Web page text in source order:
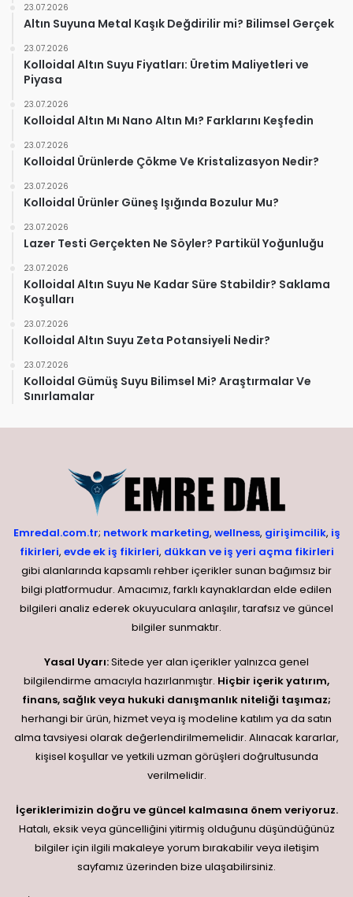
23.07.2026
Altın Suyuna Metal Kaşık Değdirilir mi? Bilimsel Gerçek
23.07.2026
Kolloidal Altın Suyu Fiyatları: Üretim Maliyetleri ve
Piyasa
23.07.2026
Kolloidal Altın Mı Nano Altın Mı? Farklarını Keşfedin
23.07.2026
Kolloidal Ürünlerde Çökme Ve Kristalizasyon Nedir?
23.07.2026
Kolloidal Ürünler Güneş Işığında Bozulur Mu?
23.07.2026
Lazer Testi Gerçekten Ne Söyler? Partikül Yoğunluğu
23.07.2026
Kolloidal Altın Suyu Ne Kadar Süre Stabildir? Saklama
Koşulları
23.07.2026
Kolloidal Altın Suyu Zeta Potansiyeli Nedir?
23.07.2026
Kolloidal Gümüş Suyu Bilimsel Mi? Araştırmalar Ve
Sınırlamalar
Emredal.com.tr; network marketing, wellness, girişimcilik, iş
fikirleri, evde ek iş fikirleri, dükkan ve iş yeri açma fikirleri
gibi alanlarında kapsamlı rehber içerikler sunan bağımsız bir
bilgi platformudur. Amacımız, farklı kaynaklardan elde edilen
bilgileri analiz ederek okuyuculara anlaşılır, tarafsız ve güncel
bilgiler sunmaktır.
Yasal Uyarı:Sitede yer alan içerikler yalnızca genel
bilgilendirme amacıyla hazırlanmıştır. Hiçbir içerik yatırım,
finans, sağlık veya hukuki danışmanlık niteliği taşımaz;
herhangi bir ürün, hizmet veya iş modeline katılım ya da satın
alma tavsiyesi olarak değerlendirilmemelidir. Alınacak kararlar,
kişisel koşullar ve yetkili uzman görüşleri doğrultusunda
verilmelidir.
İçeriklerimizin doğru ve güncel kalmasına önem veriyoruz.
Hatalı, eksik veya güncelliğini yitirmiş olduğunu düşündüğünüz
bilgiler için ilgili makaleye yorum bırakabilir veya iletişim
sayfamız üzerinden bize ulaşabilirsiniz.